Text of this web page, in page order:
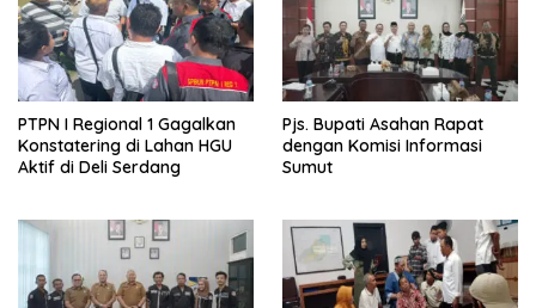
PTPN I Regional 1 Gagalkan
Konstatering di Lahan HGU
Aktif di Deli Serdang
Pjs. Bupati Asahan Rapat
dengan Komisi Informasi
Sumut